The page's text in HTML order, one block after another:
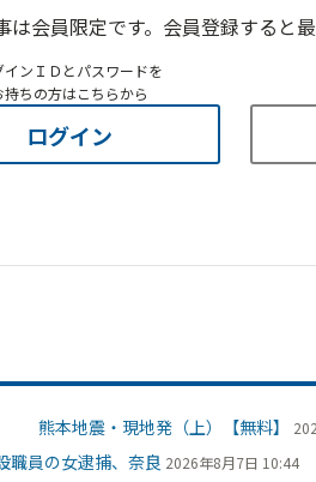
は会員限定です。会員登録すると
インＩＤとパスワードを
持ちの方はこちらから
ログイン
熊本地震・現地発（上）【無料】
員の女逮捕、奈良 2026年8月7日 10:44